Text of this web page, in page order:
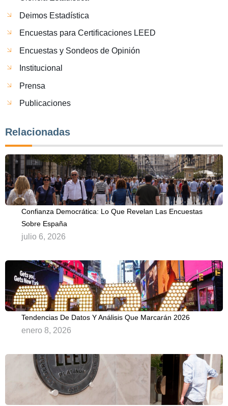
Deimos Estadística
Encuestas para Certificaciones LEED
Encuestas y Sondeos de Opinión
Institucional
Prensa
Publicaciones
Relacionadas
Confianza Democrática: Lo Que Revelan Las Encuestas
Sobre España
julio 6, 2026
Tendencias De Datos Y Análisis Que Marcarán 2026
enero 8, 2026